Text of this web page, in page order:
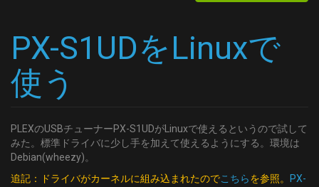
PX-S1UDをLinuxで
使う
PLEXのUSBチューナーPX-S1UDがLinuxで使えるというので試して
みた。標準ドライバに少し手を加えて使えるようにする。環境は
Debian(wheezy)。
追記：ドライバがカーネルに組み込まれたのでこちらを参照。
PX-